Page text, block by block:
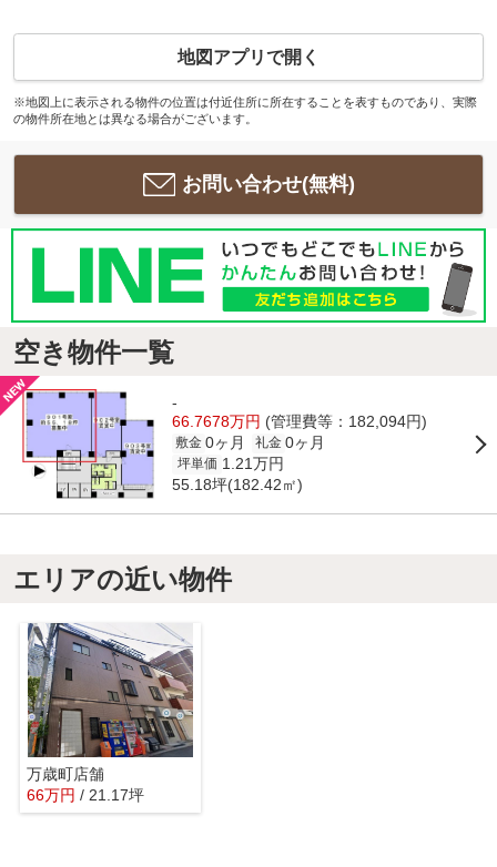
地図アプリで開く
※地図上に表示される物件の位置は付近住所に所在することを表すものであり、実際
の物件所在地とは異なる場合がございます。
お問い合わせ(無料)
空き物件一覧
-
66.7678万円 (管理費等：182,094円)
敷金 0ヶ月 礼金 0ヶ月
坪単価 1.21万円
55.18坪(182.42㎡)
エリアの近い物件
万歳町店舗
66万円 / 21.17坪